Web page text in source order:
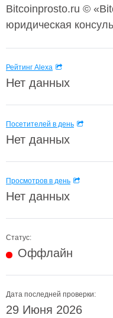
Bitcoinprosto.ru ©
юридическая
Рейтинг Alexa
Нет данных
Посетителей в день
Нет данных
Просмотров в день
Нет данных
Статус:
Оффлайн
Дата последней проверки:
29 Июня 2026